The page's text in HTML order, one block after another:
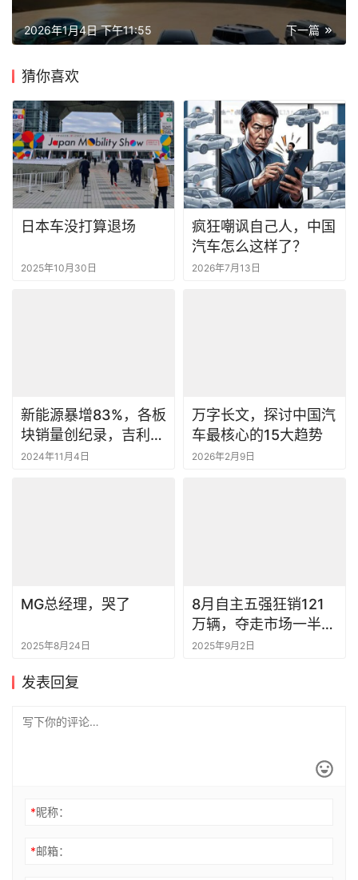
下一篇
2026年1月4日 下午11:55
猜你喜欢
日本车没打算退场
2025年10月30日
疯狂嘲讽自己人，中国
汽车怎么这样了？
2026年7月13日
新能源暴增83%，各板
块销量创纪录，吉利是
如何全面爆发的？
2024年11月4日
万字长文，探讨中国汽
车最核心的15大趋势
2026年2月9日
MG总经理，哭了
2025年8月24日
8月自主五强狂销121
万辆，夺走市场一半份
额
2025年9月2日
发表回复
*昵称：
*邮箱：